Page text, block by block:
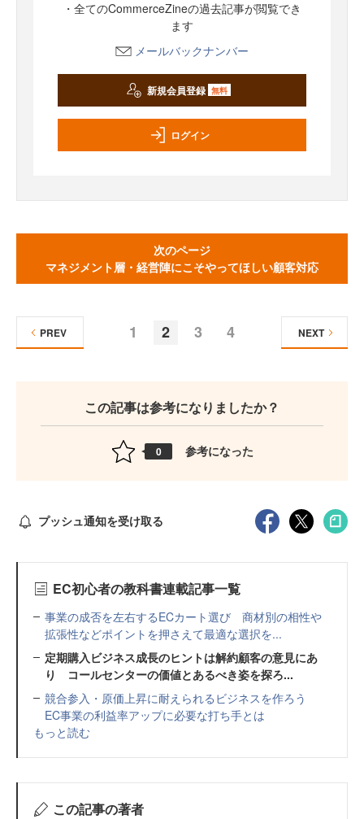
・全てのCommerceZineの過去記事が閲覧でき
ます
メールバックナンバー
新規会員登録 無料
ログイン
次のページ
マネジメント層・経営陣にこそやってほしい顧客対応
1 2 3 4
PREV NEXT
この記事は参考になりましたか？
0 参考になった
プッシュ通知を受け取る
EC初心者の教科書連載記事一覧
事業の成否を左右するECカート選び 商材別の相性や
拡張性などポイントを押さえて最適な選択を...
定期購入ビジネス成長のヒントは解約顧客の意見にあ
り コールセンターの価値とあるべき姿を探ろ...
競合参入・原価上昇に耐えられるビジネスを作ろう
EC事業の利益率アップに必要な打ち手とは
もっと読む
この記事の著者